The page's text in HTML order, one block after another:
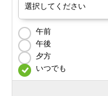
午前
午後
夕方
いつでも